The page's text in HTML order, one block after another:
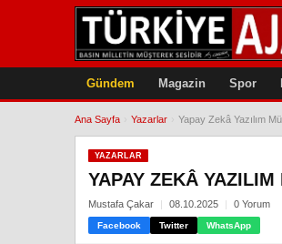
Gündem Magazin Spor
Ana Sayfa Yazarlar Yapay Zekâ Yazılım
YAZARLAR
YAPAY ZEKÂ
Mustafa Çakar 08.10.2025 0 Yorum
Facebook Twitter WhatsApp